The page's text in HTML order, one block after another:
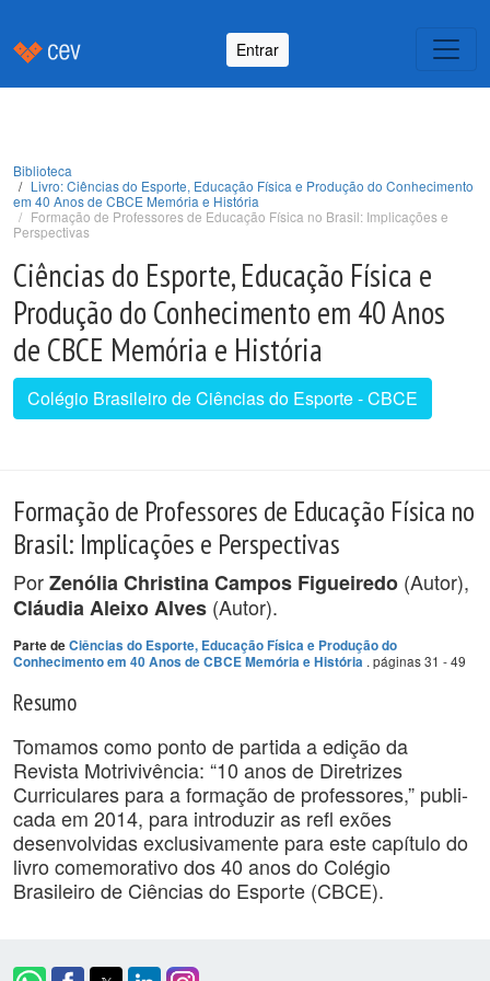
Entrar
Biblioteca
Livro: Ciências do Esporte, Educação Física e Produção do Conhecimento
em 40 Anos de CBCE Memória e História
Formação de Professores de Educação Física no Brasil: Implicações e
Perspectivas
Ciências do Esporte, Educação Física e
Produção do Conhecimento em 40 Anos
de CBCE Memória e História
Colégio Brasileiro de Ciências do Esporte - CBCE
Formação de Professores de Educação Física no
Brasil: Implicações e Perspectivas
PorZenólia Christina Campos Figueiredo (Autor),
Cláudia Aleixo Alves (Autor).
Parte deCiências do Esporte, Educação Física e Produção do
Conhecimento em 40 Anos de CBCE Memória e História . páginas 31 - 49
Resumo
Tomamos como ponto de partida a edição da
Revista Motrivivência: “10 anos de Diretrizes
Curriculares para a formação de professores,” publi-
cada em 2014, para introduzir as refl exões
desenvolvidas exclusivamente para este capítulo do
livro comemorativo dos 40 anos do Colégio
Brasileiro de Ciências do Esporte (CBCE).